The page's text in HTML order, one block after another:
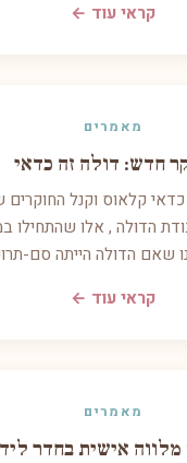
קראי עוד ←
מאמרים
חדש: דולה זה כדאי
קלאוס וקנל החוקרים
הדולה , אלו שהתחילו
שאם הדולה הייתה סם-
קראי עוד ←
מאמרים
מלווה אישית בחדר